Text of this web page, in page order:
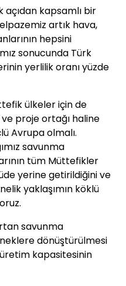
kapsamlı bir
artık hava,
hepsini
sonucunda Türk
yerlilik oranı yüzde
ülkeler için de
proje ortağı haline
Avrupa olmalı.
savunma
tüm Müttefikler
yerine getirildiğini ve
yaklaşımın köklü
savunma
dönüştürülmesi
kapasitesinin